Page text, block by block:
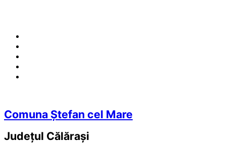
Comuna Ștefan cel Mare
Județul Călărași